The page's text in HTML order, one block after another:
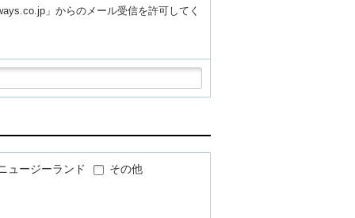
」からのメール受信を許可してく
ュージーランド その他